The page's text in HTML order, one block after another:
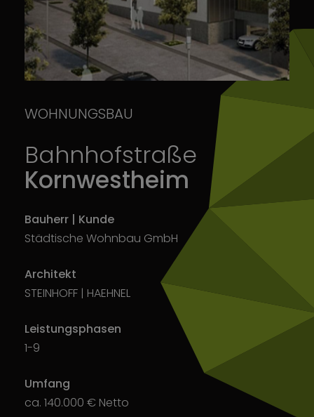
WOHNUNGSBAU
Bahnhofstraße
Kornwestheim
Bauherr | Kunde
Städtische Wohnbau GmbH
Architekt
STEINHOFF | HAEHNEL
Leistungsphasen
1-9
Umfang
ca. 140.000 € Netto